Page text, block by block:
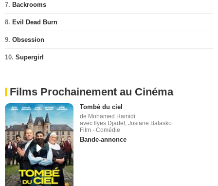
7. Backrooms
8. Evil Dead Burn
9. Obsession
10. Supergirl
Films Prochainement au Cinéma
Tombé du ciel
de Mohamed Hamidi
avec Ilyes Djadel, Josiane Balasko
Film - Comédie
Bande-annonce